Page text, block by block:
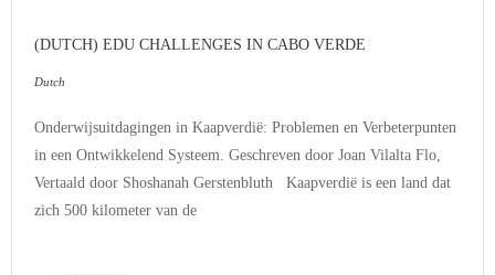
(DUTCH) EDU CHALLENGES IN CABO VERDE
Dutch
Onderwijsuitdagingen in Kaapverdië: Problemen en Verbeterpunten
in een Ontwikkelend Systeem. Geschreven door Joan Vilalta Flo,
Vertaald door Shoshanah Gerstenbluth Kaapverdië is een land dat
zich 500 kilometer van de